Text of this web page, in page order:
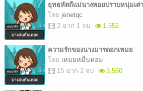
ยุทธหัตถีแม่นางหอยปราบหนุ่มเต่
โดย jenetqc
2 ฉาก 1 จบ
1,552
ความรักของนางมารดอกเหมย
โดย เหมยหมื่นหอม
15 ฉาก 2 จบ
3,560